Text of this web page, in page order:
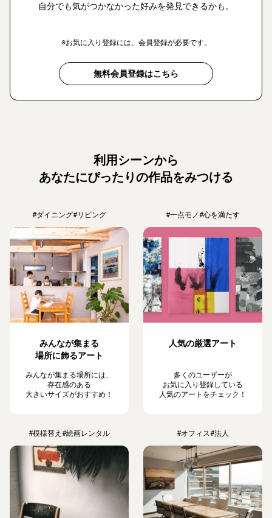
自分でも気がつかなかった好みを発見できるかも。
※お気に入り登録には、会員登録が必要です。
無料会員登録はこちら
利用シーンから
あなたにぴったりの作品をみつける
#ダイニング#リビング
みんなが集まる
場所に飾るアート
みんなが集まる場所には、
存在感のある
大きいサイズがおすすめ！
#一点モノ#心を満たす
人気の厳選アート
多くのユーザーが
お気に入り登録している
人気のアートをチェック！
#模様替え #絵画レンタル #オフィス#法人